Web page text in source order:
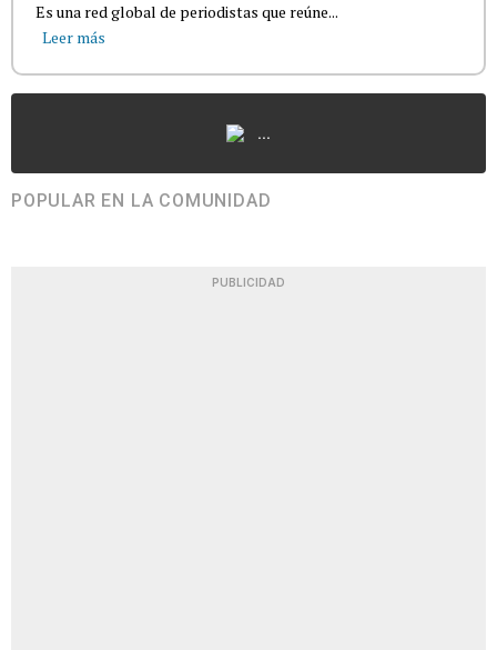
Es una red global de periodistas que reúne...
Leer más
...
POPULAR EN LA COMUNIDAD
PUBLICIDAD